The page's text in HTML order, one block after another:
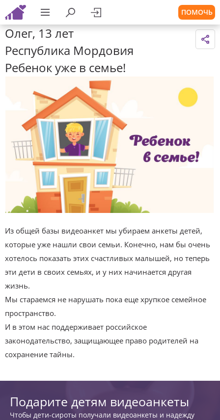
ПОМОЧЬ
Олег, 13 лет
Республика Мордовия
Ребенок уже в семье!
Из общей базы видеоанкет мы убираем анкеты детей,
которые уже нашли свои семьи. Конечно, нам бы очень
хотелось показать этих счастливых малышей, но теперь
эти дети в своих семьях, и у них начинается другая
жизнь.
Мы стараемся не нарушать пока еще хрупкое семейное
пространство.
И в этом нас поддерживает российское
законодательство, защищающее право родителей на
сохранение тайны.
Подарите детям видеоанкеты
Чтобы дети-сироты получали видеоанкеты и надежду